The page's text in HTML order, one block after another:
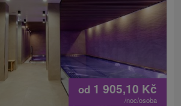
od 1 905,10 Kč
/noc/osoba